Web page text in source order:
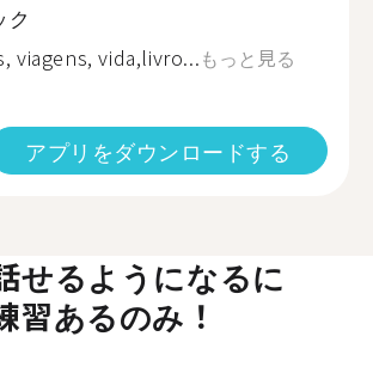
ク
viagens, vida,livro...もっと見る
アプリをダウンロードする
せるようになるに
習あるのみ！